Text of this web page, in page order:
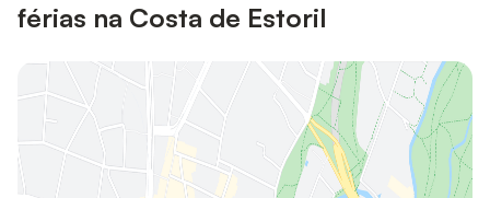
férias na Costa de Estoril